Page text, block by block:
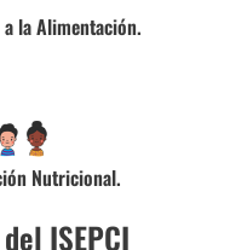
la Alimentación.
Nutricional.
ISEPCI